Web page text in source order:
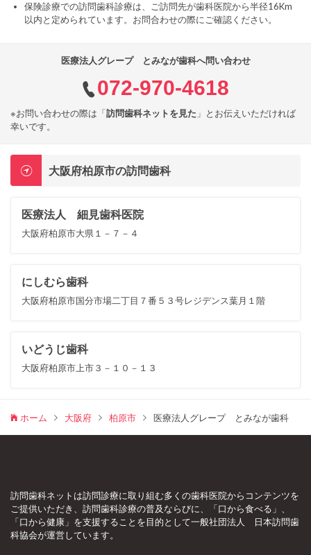
保険診療での訪問歯科診療は、ご訪問先が歯科医院から半径16Km
以内と定められています。お問合わせの際にご確認ください。
医療法人グレープ とみなが歯科へ問い合わせ
072-970-4618
※お問い合わせの際は「訪問歯科ネットを見た 」とお伝えいただければ
幸いです。
大阪府柏原市の訪問歯科
医療法人 細見歯科医院
大阪府柏原市大県１－７－４
にしむら歯科
大阪府柏原市国分市場二丁目７番５３号レジデンス葉月１階
いどうじ歯科
大阪府柏原市上市３－１０－１３
ホーム 大阪府 柏原市 医療法人グレープ とみなが歯科
訪問歯科ネットは訪問診療に取り組む多くの歯科医院からコンテンツを
ご提供いただき、訪問歯科診療の普及ならびに、「口から食べる」、
「口から健康」を支援することを目的として一般社団法人 日本訪問歯
科協会が運営しています。